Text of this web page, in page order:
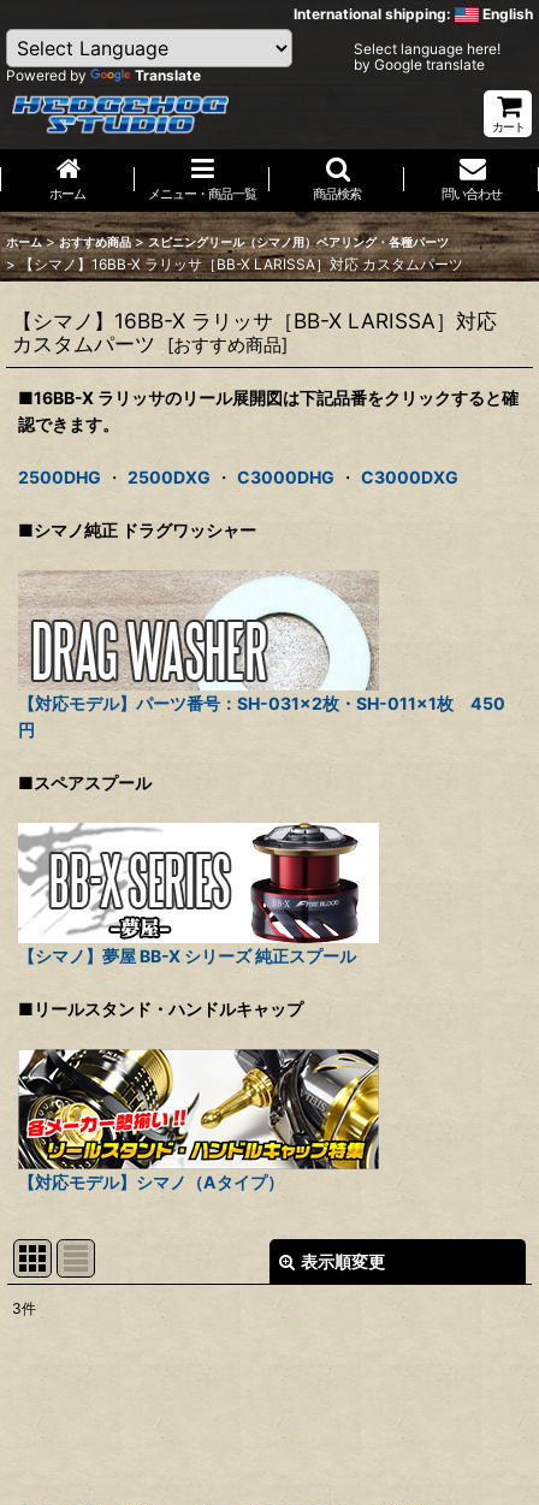
International shipping: English
Powered by Translate
Select language here!
by Google translate
カート
ホーム メニュー・商品一覧 商品検索 問い合わせ
ホーム > おすすめ商品 > スピニングリール（シマノ用）ベアリング・各種パーツ
> 【シマノ】16BB-X ラリッサ［BB-X LARISSA］対応 カスタムパーツ
【シマノ】16BB-X ラリッサ［BB-X LARISSA］対応
カスタムパーツ
[おすすめ商品]
■16BB-X ラリッサのリール展開図は下記品番をクリックすると確
認できます。
2500DHG ・ 2500DXG ・ C3000DHG ・ C3000DXG
■シマノ純正 ドラグワッシャー
【対応モデル】パーツ番号：SH-031×2枚・SH-011×1枚 450
円
■スペアスプール
【シマノ】夢屋 BB-X シリーズ 純正スプール
■リールスタンド・ハンドルキャップ
【対応モデル】シマノ（Aタイプ）
表示順変更
3件